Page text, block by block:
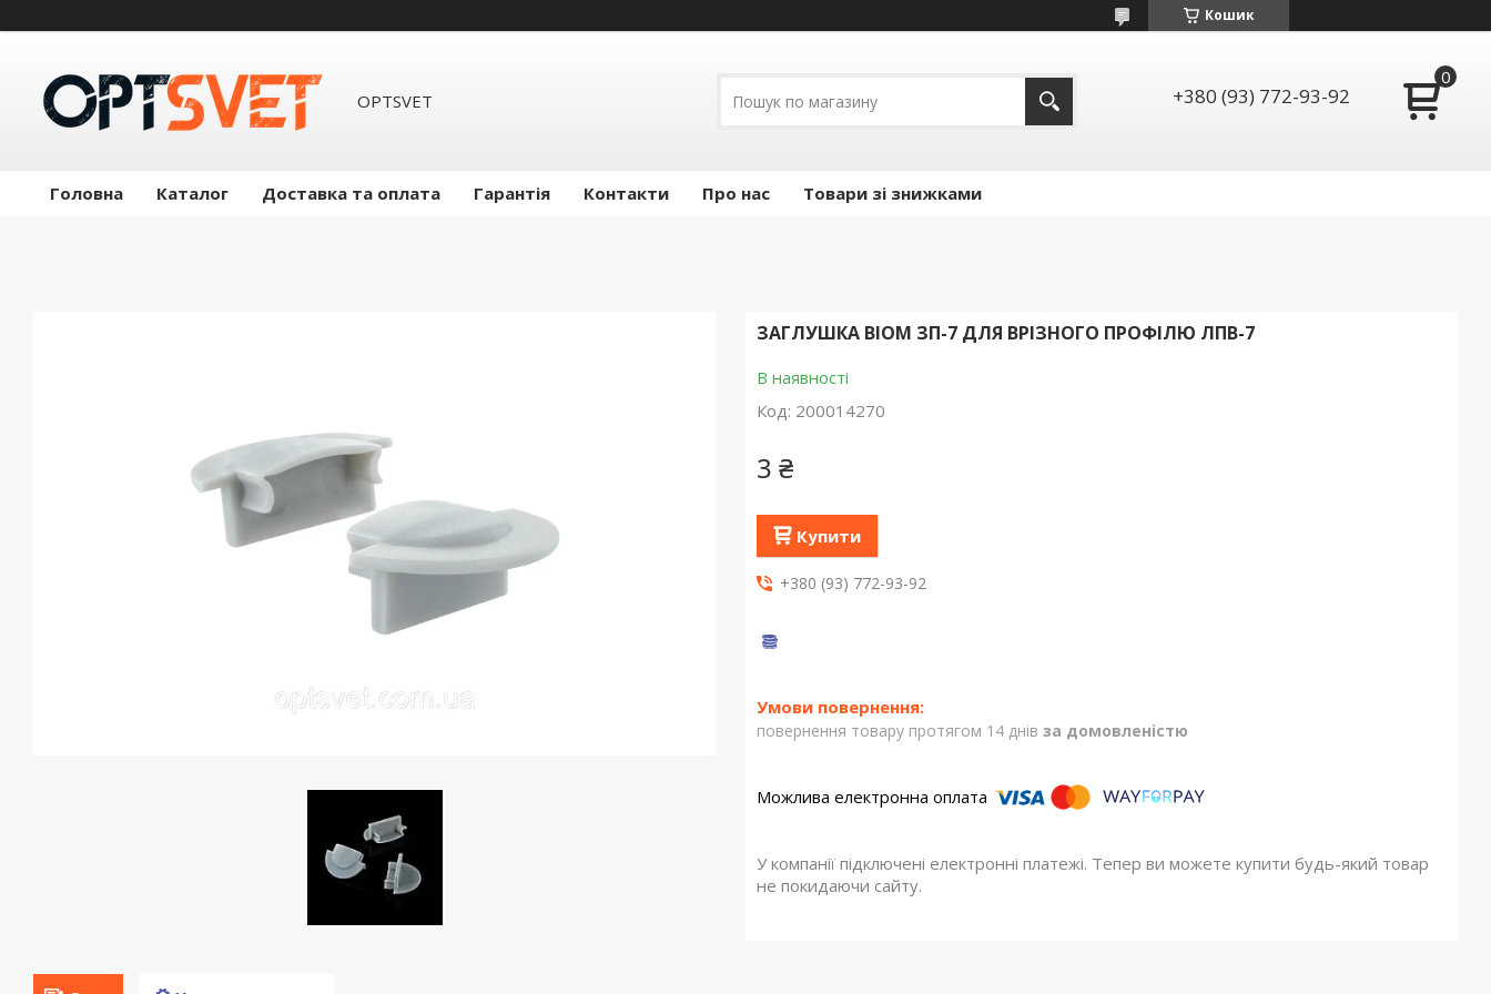
Кошик
OPTSVET +380 (93) 772-93-92
Головна Каталог Доставка та оплата Гарантія Контакти Про нас Товари зі знижками
ЗАГЛУШКА BIOM ЗП-7 ДЛЯ ВРІЗНОГО ПРОФІЛЮ ЛПВ-7
В наявності
Код: 200014270
3 ₴
Купити
+380 (93) 772-93-92
повернення товару протягом 14 днів за домовленістю
У компанії підключені електронні платежі. Тепер ви можете купити будь-який товар
не покидаючи сайту.